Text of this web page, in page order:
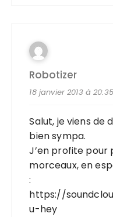
Robotizer
18 janvier 2013 à 20:35
Salut, je viens de
bien sympa.
J’en profite pour
morceaux, en
:
https://
u-hey